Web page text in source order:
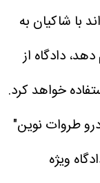
با شاکیان به
دادگاه از
خواهد کرد.
طروات نوین"
دادگاه ویژه